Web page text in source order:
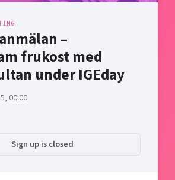
Women
activities
collaboration
business
–
frukost med
under IGEday
00:00
Sign up is closed